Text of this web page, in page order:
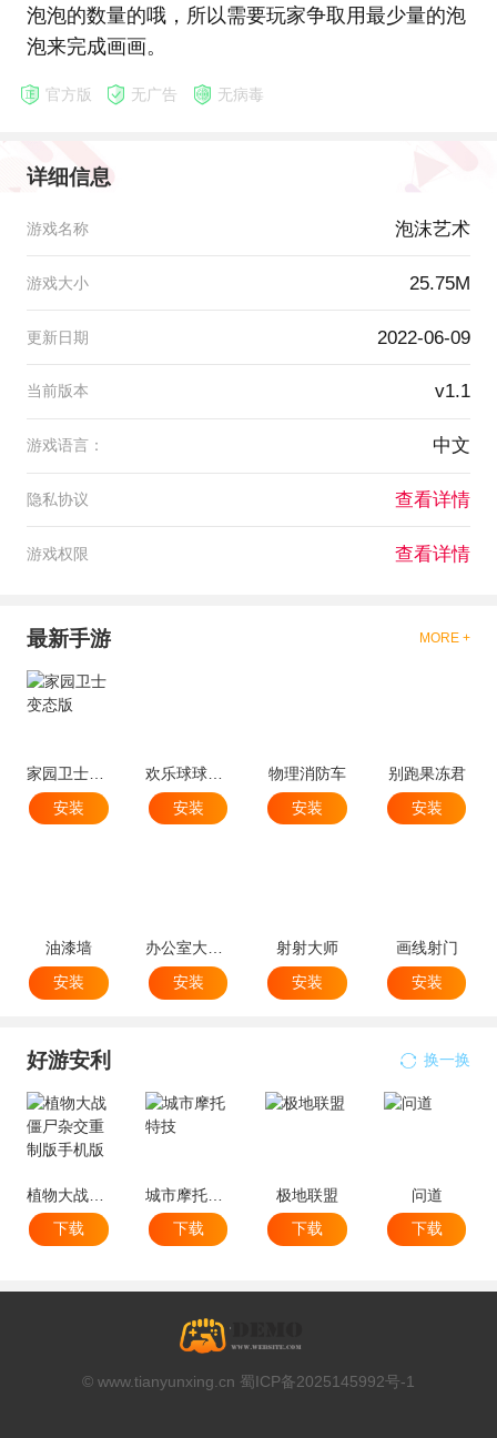
泡泡的数量的哦，所以需要玩家争取用最少量的泡
泡来完成画画。
官方版 无广告 无病毒
详细信息
游戏名称 泡沫艺术
游戏大小 25.75M
更新日期 2022-06-09
当前版本 v1.1
游戏语言： 中文
隐私协议 查看详情
游戏权限 查看详情
最新手游 MORE +
家园卫士变态版
安装
安装
物理消防车
安装
别跑果冻君
安装
油漆墙
安装
安装
射射大师
安装
画线射门
安装
好游安利 换一换
植物大战僵尸杂交重制版手机版
下载
下载
极地联盟
下载
问道
下载
© www.tianyunxing.cn 蜀ICP备2025145992号-1